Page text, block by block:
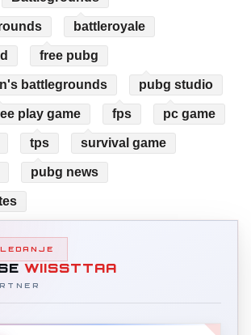
battleroyale
free pubg
battlegrounds pubg studio
play game fps pc game
tps survival game
pubg news
WIISSTTAA